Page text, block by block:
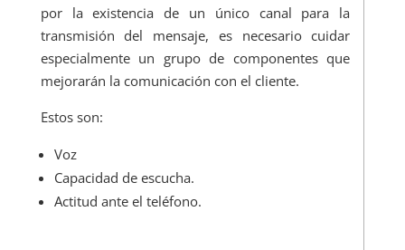
por la existencia de un único canal para la
transmisión del mensaje, es necesario cuidar
especialmente un grupo de componentes que
mejorarán la comunicación con el cliente.
Estos son:
Voz
Capacidad de escucha.
Actitud ante el teléfono.